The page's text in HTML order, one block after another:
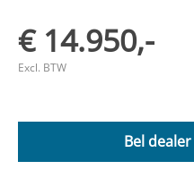
€ 14.950,-
Excl. BTW
Bel dealer